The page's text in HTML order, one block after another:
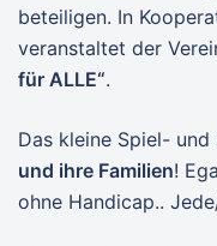
beteiligen. In
veranstaltet der
für ALLE“.
Das kleine Spiel-
und ihre Familien!
ohne Handicap..